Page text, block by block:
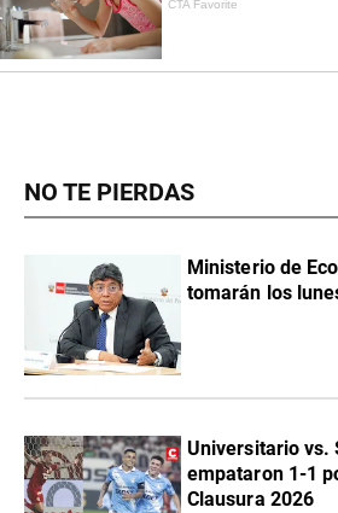
NO TE PIERDAS
Ministerio de
tomarán los
Universitario vs.
empataron 1-1
Clausura 2026